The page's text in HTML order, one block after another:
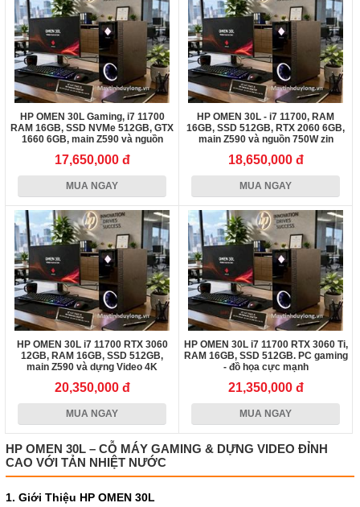
HP OMEN 30L Gaming, i7 11700
RAM 16GB, SSD NVMe 512GB, GTX
1660 6GB, main Z590 và nguồn
17,650,000 đ
MUA NGAY
HP OMEN 30L - i7 11700, RAM
16GB, SSD 512GB, RTX 2060 6GB,
main Z590 và nguồn 750W zin
18,650,000 đ
MUA NGAY
HP OMEN 30L i7 11700 RTX 3060
12GB, RAM 16GB, SSD 512GB,
main Z590 và dựng Video 4K
20,350,000 đ
MUA NGAY
HP OMEN 30L i7 11700 RTX 3060 Ti,
RAM 16GB, SSD 512GB. PC gaming
- đồ họa cực mạnh
21,350,000 đ
MUA NGAY
HP OMEN 30L – CỖ MÁY GAMING & DỰNG VIDEO ĐỈNH
CAO VỚI TẢN NHIỆT NƯỚC
1. Giới Thiệu HP OMEN 30L